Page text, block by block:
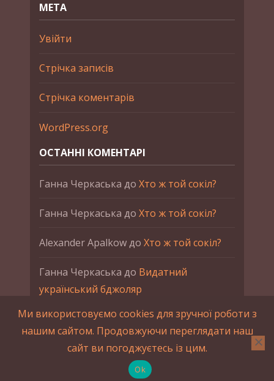
МЕТА
Увійти
Стрічка записів
Стрічка коментарів
WordPress.org
ОСТАННІ КОМЕНТАРІ
Ганна Черкаська до Хто ж той сокіл?
Ганна Черкаська до Хто ж той сокіл?
Alexander Apalkowдо Хто ж той сокіл?
Ганна Черкаська до Видатний
український бджоляр
Ганна ЧеркаськадоПетро Франко
2015-2023 © UAHistory Всі права застережено.
При використанні матеріалів сайта обов'язкове
зворотнє посилання.
Ми використовуємо cookies для зручної роботи з
нашим сайтом. Продовжуючи переглядати наш
сайт ви погоджуєтесь із цим.
Ok